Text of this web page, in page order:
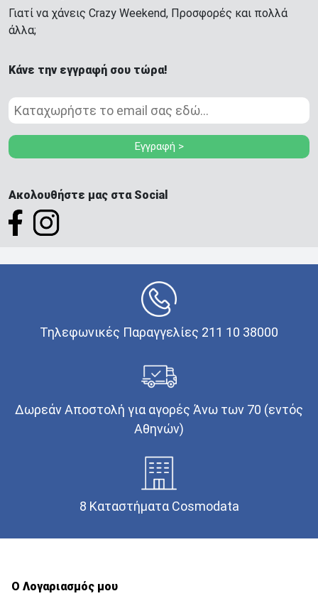
Γιατί να χάνεις Crazy Weekend, Προσφορές και πολλά
άλλα;
Κάνε την εγγραφή σου τώρα!
Εγγραφή >
Ακολουθήστε μας στα Social
Τηλεφωνικές Παραγγελίες 211 10 38000
Δωρεάν Αποστολή για αγορές Άνω των 70 (εντός
Αθηνών)
8 Καταστήματα Cosmodata
Ο Λογαριασμός μου